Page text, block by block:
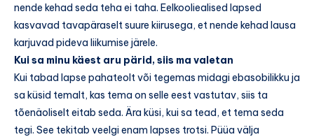
nende kehad seda teha ei taha. Eelkooliealised lapsed
kasvavad tavapäraselt suure kiirusega, et nende kehad lausa
karjuvad pideva liikumise järele.
Kui sa minu käest aru pärid, siis ma valetan
Kui tabad lapse pahateolt või tegemas midagi ebasobilikku ja
sa küsid temalt, kas tema on selle eest vastutav, siis ta
tõenäoliselt eitab seda. Ära küsi, kui sa tead, et tema seda
tegi. See tekitab veelgi enam lapses trotsi. Püüa välja